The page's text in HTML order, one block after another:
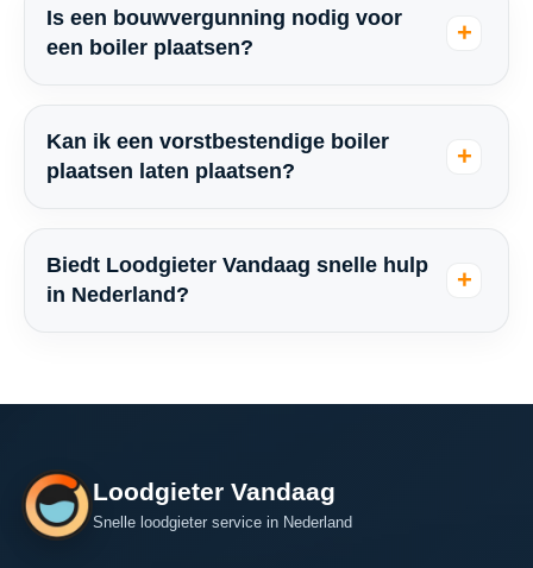
Is een bouwvergunning nodig voor
een boiler plaatsen?
Kan ik een vorstbestendige boiler
plaatsen laten plaatsen?
Biedt Loodgieter Vandaag snelle hulp
in Nederland?
Loodgieter Vandaag
Snelle loodgieter service in Nederland